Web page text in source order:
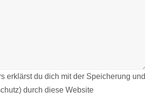
erklärst du dich mit der Speicherung und
durch diese Website